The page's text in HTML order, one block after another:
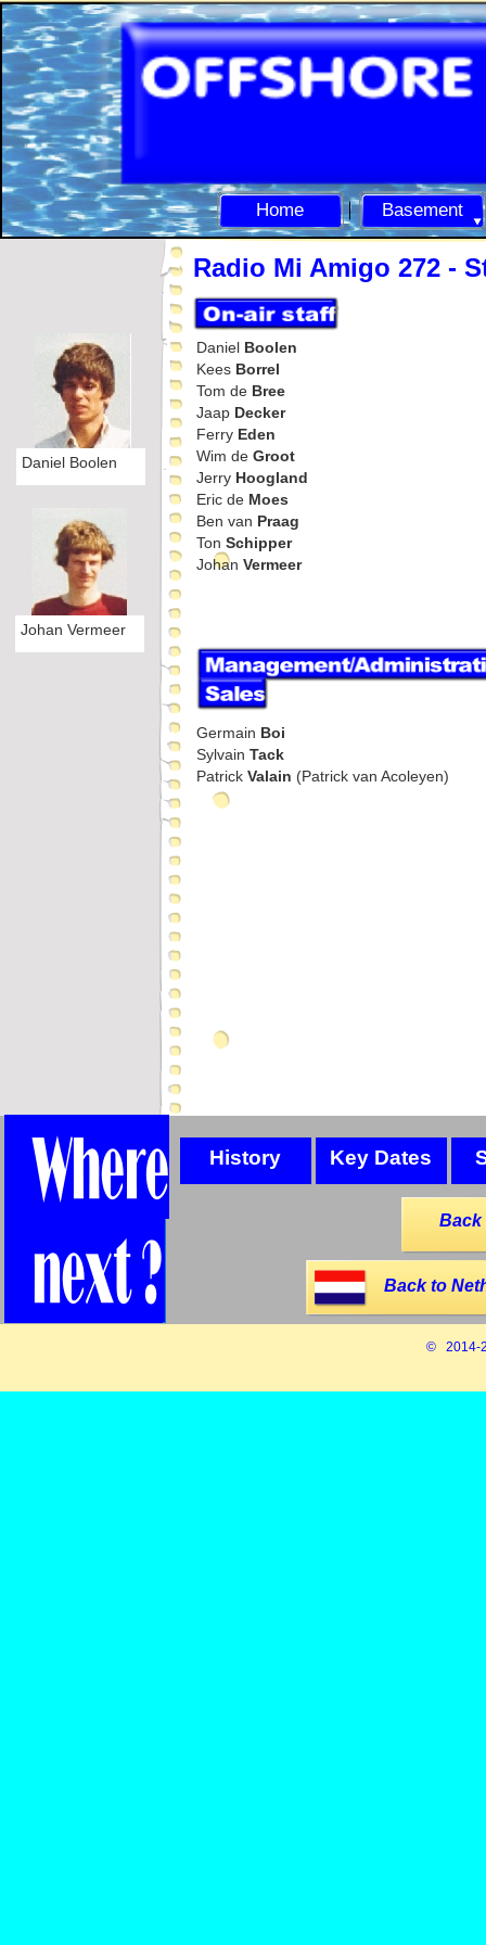
© 2014-
Home Basement
Radio Mi Amigo 272 -
Daniel Boolen
Kees Borrel
Tom de Bree
Jaap Decker
Ferry Eden
Wim de Groot
Jerry Hoogland
Eric de Moes
Ben van Praag
Ton Schipper
Johan Vermeer
Germain Boi
Sylvain Tack
Patrick Valain (Patrick van Acoleyen)
History Key Dates
Back to
Back
Daniel Boolen
Johan Vermeer